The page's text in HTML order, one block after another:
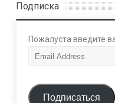
Подписка
Пожалуста введите
i
Подписаться